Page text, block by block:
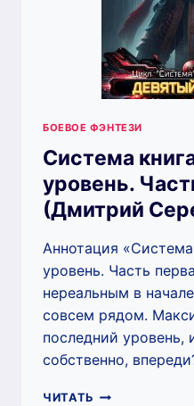
БОЕВОЕ ФЭНТЕЗИ
Система
уровень.
(Дмитрий
Аннотация
уровень. Часть
нереальным в
совсем рядом.
последний уровень,
собственно,
ЧИТАТЬ СИСТЕМА